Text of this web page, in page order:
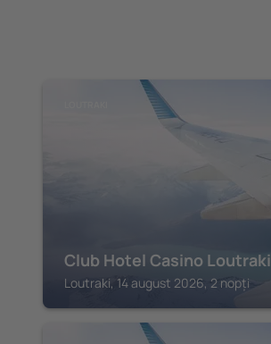
Club Hotel Casino Loutraki
Loutraki, 14 august 2026, 2 nopți